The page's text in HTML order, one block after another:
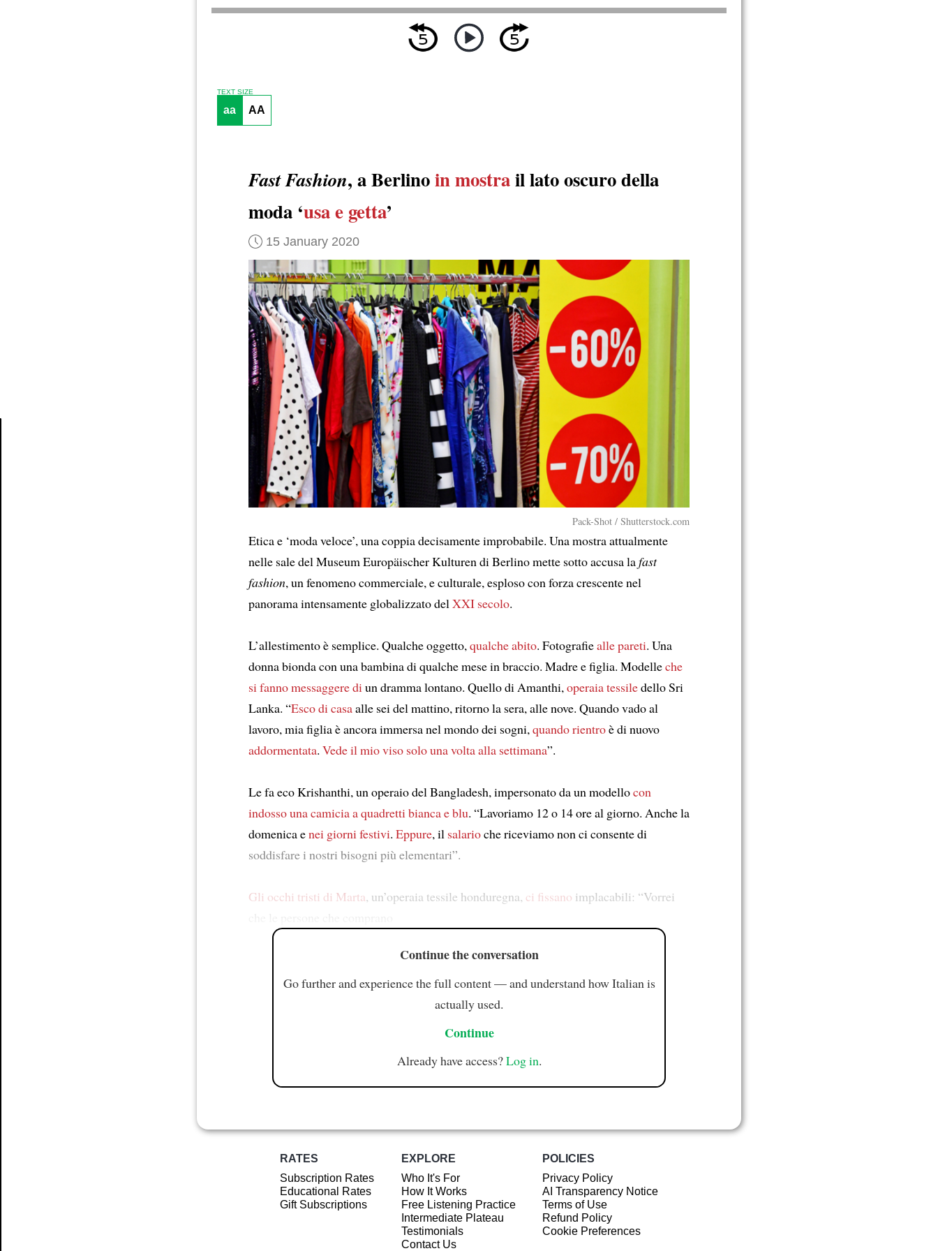
TEXT SIZE
aa AA
Fast Fashion, a Berlinoin mostrail lato oscuro della
moda ‘usa e getta’
15 January 2020
Pack-Shot / Shutterstock.com
Etica e ‘moda veloce’, una coppia decisamente improbabile. Una mostra attualmente
nelle sale del Museum Europäischer Kulturen di Berlino mette sotto accusa lafast
fashion, un fenomeno commerciale, e culturale, esploso con forza crescente nel
panorama intensamente globalizzato del XXI secolo.
L’allestimento è semplice. Qualche oggetto, qualche abito. Fotografiealle pareti. Una
donna bionda con una bambina di qualche mese in braccio. Madre e figlia. Modelleche
si fanno messaggere di un dramma lontano. Quello di Amanthi, operaia tessiledello Sri
Lanka. “Esco di casaalle sei del mattino, ritorno la sera, alle nove. Quando vado al
lavoro, mia figlia è ancora immersa nel mondo dei sogni, quando rientroè di nuovo
addormentata. Vede il mio viso solo una volta alla settimana”.
Le fa eco Krishanthi, un operaio del Bangladesh, impersonato da un modellocon
indossouna camicia a quadretti bianca e blu. “Lavoriamo 12 o 14 ore al giorno. Anche la
domenica enei giorni festivi. Eppure, il salarioche riceviamo non ci consente di
soddisfare i nostri bisogni più elementari”.
Gli occhi tristi di Marta, un’operaia tessile honduregna, ci fissano implacabili: “Vorrei
Continue the conversation
Go further and experience the full content — and understand how Italian is
actually used.
Continue
Already have access?Log in.
RATES
Subscription Rates
Educational Rates
Gift Subscriptions
EXPLORE
Who It's For
How It Works
Free Listening Practice
Intermediate Plateau
Testimonials
Contact Us
POLICIES
Privacy Policy
AI Transparency Notice
Terms of Use
Refund Policy
Cookie Preferences